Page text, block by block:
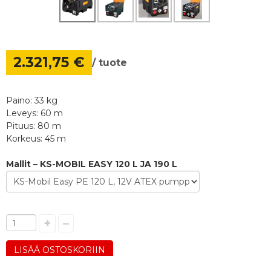
2.321,75 € / tuote
Paino: 33 kg
Leveys: 60 m
Pituus: 80 m
Korkeus: 45 m
Mallit – KS-MOBIL EASY 120 L JA 190 L
+ –
LISÄÄ OSTOSKORIIN